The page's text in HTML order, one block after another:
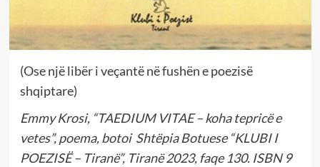
(Ose një libër i veçantë në fushën e poezisë
shqiptare)
Emmy Krosi, “TAEDIUM VITAE – koha tepricë e
vetes”, poema, botoi Shtëpia Botuese “KLUBI I
POEZISË – Tiranë”, Tiranë 2023, faqe 130. ISBN 9